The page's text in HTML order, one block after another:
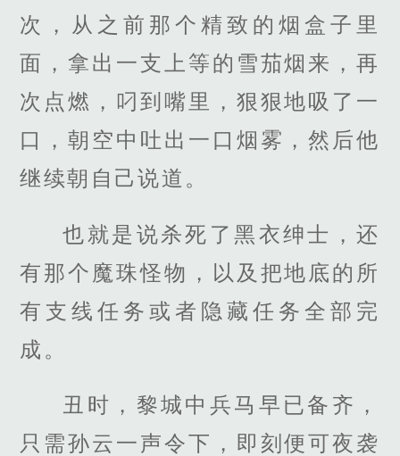
次，从之前那个精致的烟盒子里
面，拿出一支上等的雪茄烟来，再
次点燃，叼到嘴里，狠狠地吸了一
口，朝空中吐出一口烟雾，然后他
继续朝自己说道。
也就是说杀死了黑衣绅士，还
有那个魔珠怪物，以及把地底的所
有支线任务或者隐藏任务全部完
成。
丑时，黎城中兵马早已备齐，
只需孙云一声令下，即刻便可夜袭